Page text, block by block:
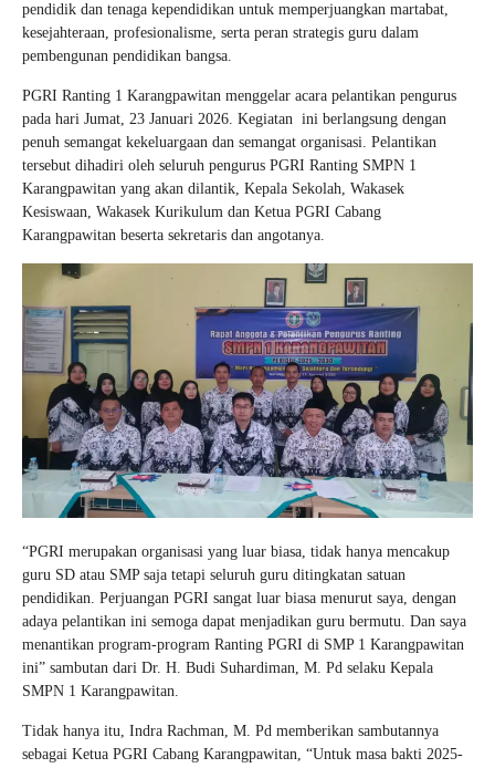
pendidik dan tenaga kependidikan untuk memperjuangkan martabat,
kesejahteraan, profesionalisme, serta peran strategis guru dalam
pembengunan pendidikan bangsa.
PGRI Ranting 1 Karangpawitan menggelar acara pelantikan pengurus
pada hari Jumat, 23 Januari 2026. Kegiatan ini berlangsung dengan
penuh semangat kekeluargaan dan semangat organisasi. Pelantikan
tersebut dihadiri oleh seluruh pengurus PGRI Ranting SMPN 1
Karangpawitan yang akan dilantik, Kepala Sekolah, Wakasek
Kesiswaan, Wakasek Kurikulum dan Ketua PGRI Cabang
Karangpawitan beserta sekretaris dan angotanya.
“PGRI merupakan organisasi yang luar biasa, tidak hanya mencakup
guru SD atau SMP saja tetapi seluruh guru ditingkatan satuan
pendidikan. Perjuangan PGRI sangat luar biasa menurut saya, dengan
adaya pelantikan ini semoga dapat menjadikan guru bermutu. Dan saya
menantikan program-program Ranting PGRI di SMP 1 Karangpawitan
ini” sambutan dari Dr. H. Budi Suhardiman, M. Pd selaku Kepala
SMPN 1 Karangpawitan.
Tidak hanya itu, Indra Rachman, M. Pd memberikan sambutannya
sebagai Ketua PGRI Cabang Karangpawitan, “Untuk masa bakti 2025-